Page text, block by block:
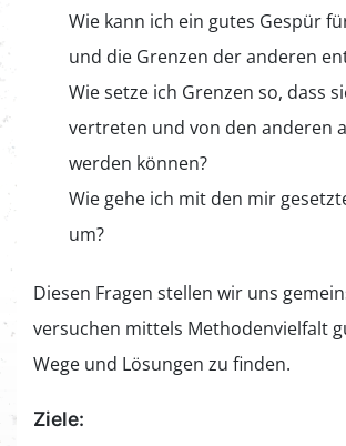
Wie kann ich ein gutes Gespür
und die Grenzen der anderen
Wie setze ich Grenzen so, dass
vertreten und von den anderen
werden können?
Wie gehe ich mit den mir
um?
Diesen Fragen stellen wir uns
versuchen mittels Methodenvielfalt
Wege und Lösungen zu finden.
Ziele: